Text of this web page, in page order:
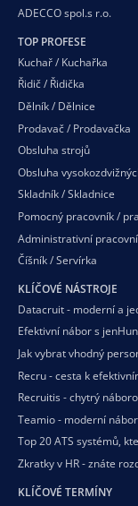
ADECCO spol.s r.o.
TOP PROFESE
Kuchař / Kuchařka
Řidič / Řidička
Dělník / Dělnice
Prodavač / Prodavačka
Obsluha strojů
Obsluha
Skladník / Skladnice
Pomocný pracovník /
Administrativní
Číšník / Servírka
KLÍČOVÉ NÁSTROJE
Datacruit - moderní a
Efektivní nábor s
Jak vybrat vhodný
Recru - cesta k
Recruitis - chytrý
Teamio - moderní
Top 20 ATS systémů,
Zkratky v HR - znáte
KLÍČOVÉ TERMÍNY